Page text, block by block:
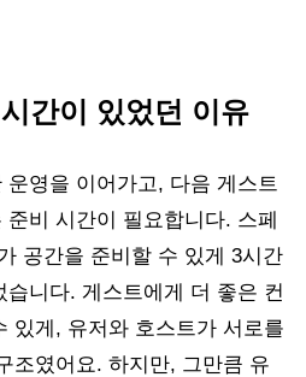
간이 있었던 이유
영을 이어가고, 다음 게스트
비 시간이 필요합니다. 스페
공간을 준비할 수 있게 3시간
니다. 게스트에게 더 좋은 컨
있게, 유저와 호스트가 서로를
조였어요. 하지만, 그만큼 유